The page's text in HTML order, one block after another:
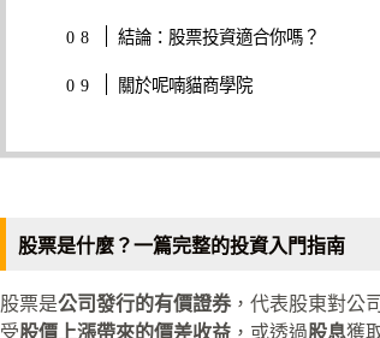
結論：股票投資適合你嗎？
關於呢喃貓商學院
股票是什麼？一篇完整的投資入門指南
股票是公司發行的有價證券，代表股東對公
受股價上漲帶來的價差收益 ，或透過股息獲